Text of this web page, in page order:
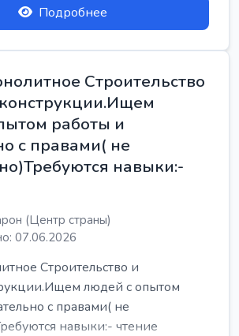
Подробнее
Строительство
работы и
с правами( не
навыки:-
(Центр страны)
07.06.2026
Строительство и
людей с опытом
с правами( не
навыки:- чтение